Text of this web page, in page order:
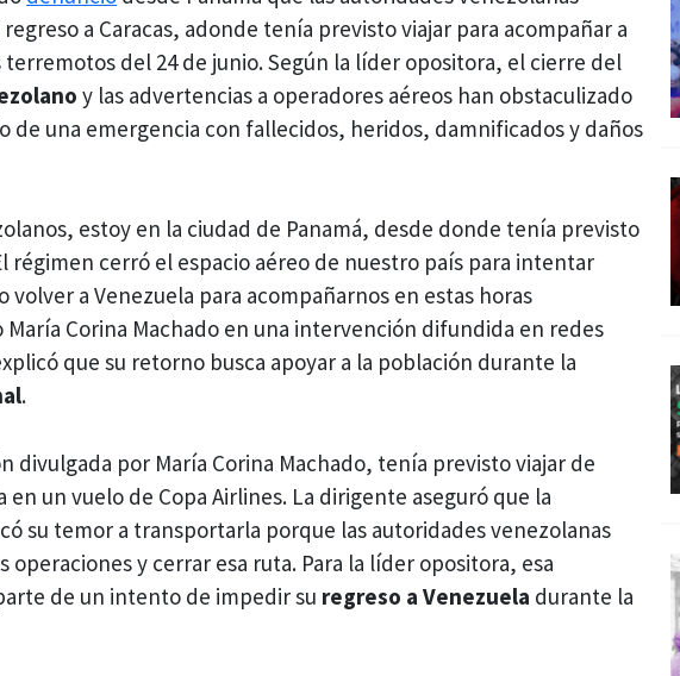
a Caracas, adonde tenía previsto viajar para acompañar a
terremotos del 24 de junio. Según la líder opositora, el cierre del
y las advertencias a operadores aéreos han obstaculizado
de una emergencia con fallecidos, heridos, damnificados y daños
estoy en la ciudad de Panamá, desde donde tenía previsto
régimen cerró el espacio aéreo de nuestro país para intentar
volver a Venezuela para acompañarnos en estas horas
María Corina Machado en una intervención difundida en redes
que su retorno busca apoyar a la población durante la
.
divulgada por María Corina Machado, tenía previsto viajar de
en un vuelo de Copa Airlines. La dirigente aseguró que la
su temor a transportarla porque las autoridades venezolanas
operaciones y cerrar esa ruta. Para la líder opositora, esa
de un intento de impedir su regreso a Venezuela durante la